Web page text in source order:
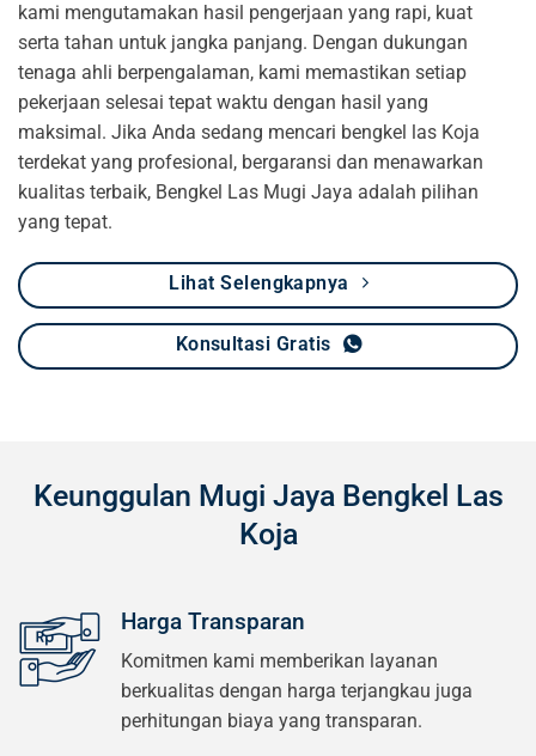
kami mengutamakan hasil pengerjaan yang rapi, kuat
serta tahan untuk jangka panjang. Dengan dukungan
tenaga ahli berpengalaman, kami memastikan setiap
pekerjaan selesai tepat waktu dengan hasil yang
maksimal. Jika Anda sedang mencari bengkel las Koja
terdekat yang profesional, bergaransi dan menawarkan
kualitas terbaik, Bengkel Las Mugi Jaya adalah pilihan
yang tepat.
Lihat Selengkapnya
Konsultasi Gratis
Keunggulan Mugi Jaya Bengkel Las
Koja
Harga Transparan
Komitmen kami memberikan layanan
berkualitas dengan harga terjangkau juga
perhitungan biaya yang transparan.